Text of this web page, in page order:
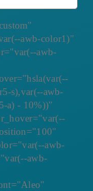
awb-color1)"
awb-
s),var(--awb-
a) - 10%))"
awb-
awb-